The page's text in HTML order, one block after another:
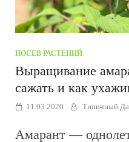
ПОСЕВ РАСТЕНИЙ
Выращивание
сажать и как
11.03.2020 Типичный
Амарант —